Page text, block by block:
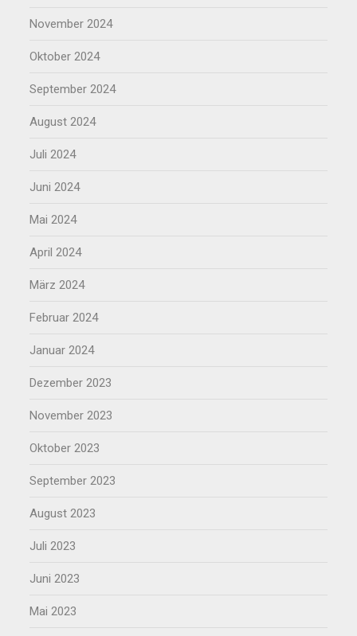
November 2024
Oktober 2024
September 2024
August 2024
Juli 2024
Juni 2024
Mai 2024
April 2024
März 2024
Februar 2024
Januar 2024
Dezember 2023
November 2023
Oktober 2023
September 2023
August 2023
Juli 2023
Juni 2023
Mai 2023